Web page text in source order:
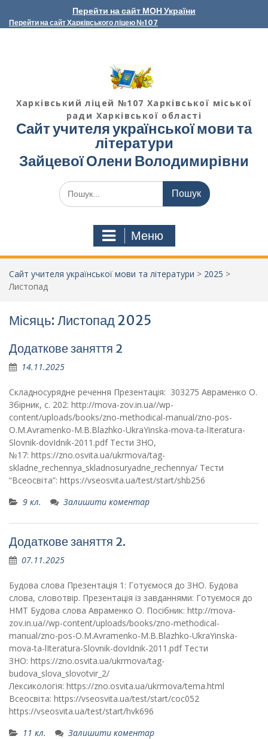
до
вмісту
Перейти на сайт МОН України
Перейти на сайт Харківського ліцею №107
Харківський ліцей №107 Харківської міської
ради Харківської області
Сайт учителя української мови та
літератури
Зайцевої Олени Володимирівни
Шукати:
Меню
Сайт учителя української мови та літератури > 2025 >
Листопад
Місяць: Листопад 2025
Додаткове заняття 2
14.11.2025
Складносурядне речення Презентація: 303275 Авраменко О.
Збірник, с. 202: http://mova-zov.in.ua//wp-
content/uploads/books/zno-methodical-manual/zno-pos-
O.M.Avramenko-M.B.Blazhko-UkraYinska-mova-ta-lIteratura-
Slovnik-dovIdnik-2011.pdf Тести ЗНО,
№17: https://zno.osvita.ua/ukrmova/tag-
skladne_rechennya_skladnosuryadne_rechennya/ Тести
“Всеосвіта”: https://vseosvita.ua/test/start/shb256
9 кл.
Залишити коментар
Додаткове заняття 2.
07.11.2025
Будова слова Презентація 1: Готуємося до ЗНО. Будова
слова, словотвір. Презентація із завданнями: Готуємося до
НМТ Будова слова Авраменко О. Посібник: http://mova-
zov.in.ua//wp-content/uploads/books/zno-methodical-
manual/zno-pos-O.M.Avramenko-M.B.Blazhko-UkraYinska-
mova-ta-lIteratura-Slovnik-dovIdnik-2011.pdf Тести
ЗНО: https://zno.osvita.ua/ukrmova/tag-
budova_slova_slovotvir_2/
Лексикологія: https://zno.osvita.ua/ukrmova/tema.html
Всеосвіта: https://vseosvita.ua/test/start/coc052
https://vseosvita.ua/test/start/hvk696
11 кл.
Залишити коментар